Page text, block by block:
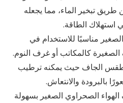
طريق تبخير الماء، مما يجعله
استهلاك الطاقة.
مناسبًا للاستخدام في
كالمكاتب أو غرف النوم.
الجاف حيث يمكنه ترطيب
بالبرودة والانتعاش.
الهواء الصحراوي الصغير بسهولة